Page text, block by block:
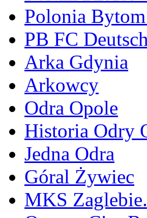
Polonia
PB FC
Arka Gdynia
Arkowcy
Odra Opole
Historia Odry
Jedna Odra
Góral Żywiec
MKS